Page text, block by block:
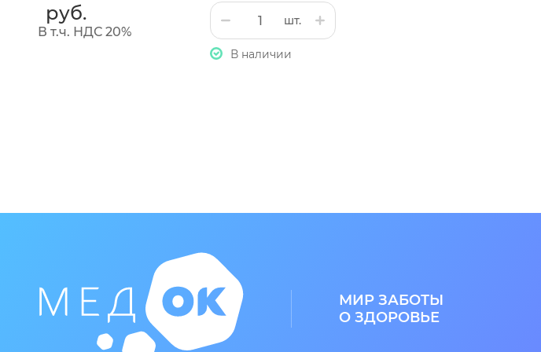
руб.
В т.ч. НДС 20%
шт.
В наличии
МИР ЗАБОТЫ
О ЗДОРОВЬЕ